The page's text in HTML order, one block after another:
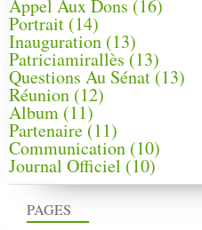
PAGES
Appel Aux Dons (16)
Portrait (14)
Inauguration (13)
Patriciamirallès (13)
Questions Au Sénat(13)
Réunion (12)
Album (11)
Partenaire(11)
Communication (10)
Journal Officiel (10)